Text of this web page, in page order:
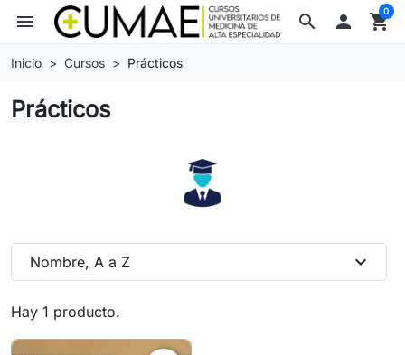
search
menu  shopping_cart
0
Inicio Cursos Prácticos
Prácticos
Hay 1 producto.
Nombre, A a Z expand_more